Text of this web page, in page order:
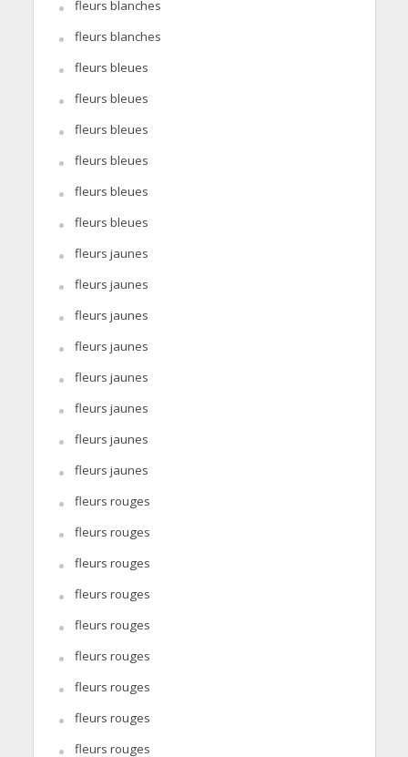
fleurs blanches
fleurs blanches
fleurs bleues
fleurs bleues
fleurs bleues
fleurs bleues
fleurs bleues
fleurs bleues
fleurs jaunes
fleurs jaunes
fleurs jaunes
fleurs jaunes
fleurs jaunes
fleurs jaunes
fleurs jaunes
fleurs jaunes
fleurs rouges
fleurs rouges
fleurs rouges
fleurs rouges
fleurs rouges
fleurs rouges
fleurs rouges
fleurs rouges
fleurs rouges